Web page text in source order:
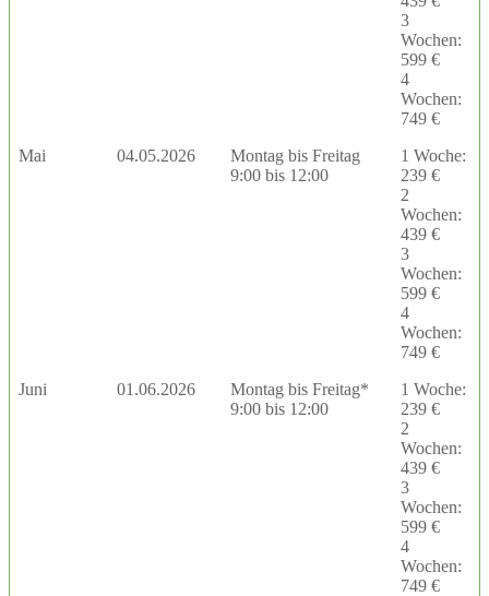
3
Wochen:
599 €
4
Wochen:
749 €
Mai
04.05.2026
Montag bis Freitag
9:00 bis 12:00
1 Woche:
239 €
2
Wochen:
439 €
3
Wochen:
599 €
4
Wochen:
749 €
Juni
01.06.2026
Montag bis Freitag*
9:00 bis 12:00
1 Woche:
239 €
2
Wochen:
439 €
3
Wochen:
599 €
4
Wochen:
749 €